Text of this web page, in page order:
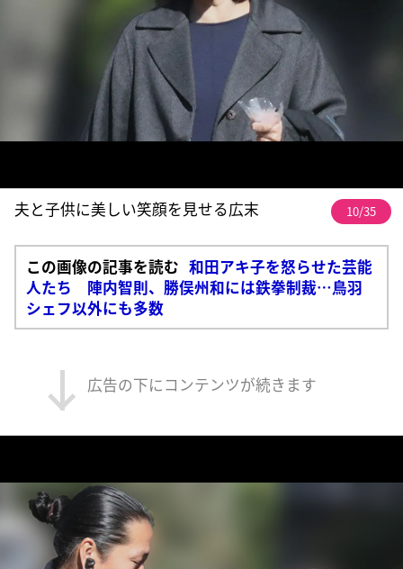
夫と子供に美しい笑顔を見せる広末 10/35
この画像の記事を読む 和田アキ子を怒らせた芸能
人たち 陣内智則、勝俣州和には鉄拳制裁…鳥羽
シェフ以外にも多数
広告の下にコンテンツが続きます